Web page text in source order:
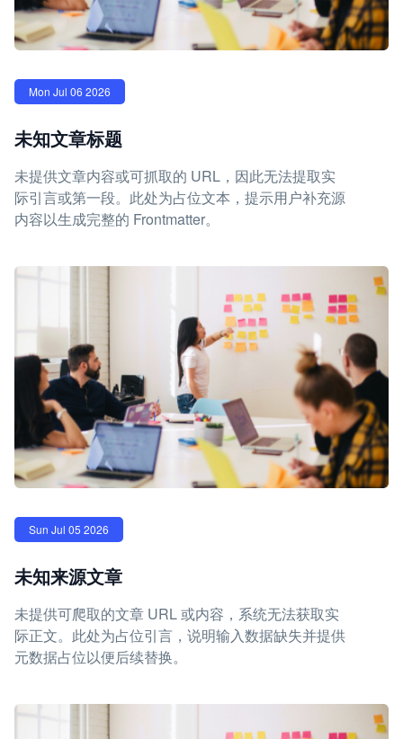
Mon Jul 06 2026
未知文章标题
未提供文章内容或可抓取的 URL，因此无法提取实
际引言或第一段。此处为占位文本，提示用户补充源
内容以生成完整的 Frontmatter。
Sun Jul 05 2026
未知来源文章
未提供可爬取的文章 URL 或内容，系统无法获取实
际正文。此处为占位引言，说明输入数据缺失并提供
元数据占位以便后续替换。